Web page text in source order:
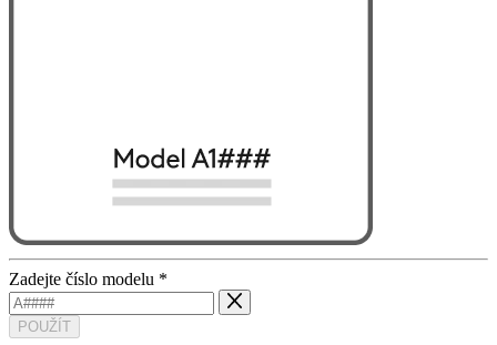
Zadejte číslo modelu *
POUŽÍT